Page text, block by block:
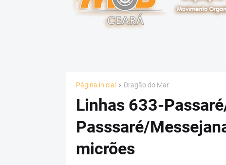
Página inicial Dragão do Mar
Linhas 633-
Passsaré/
micrões